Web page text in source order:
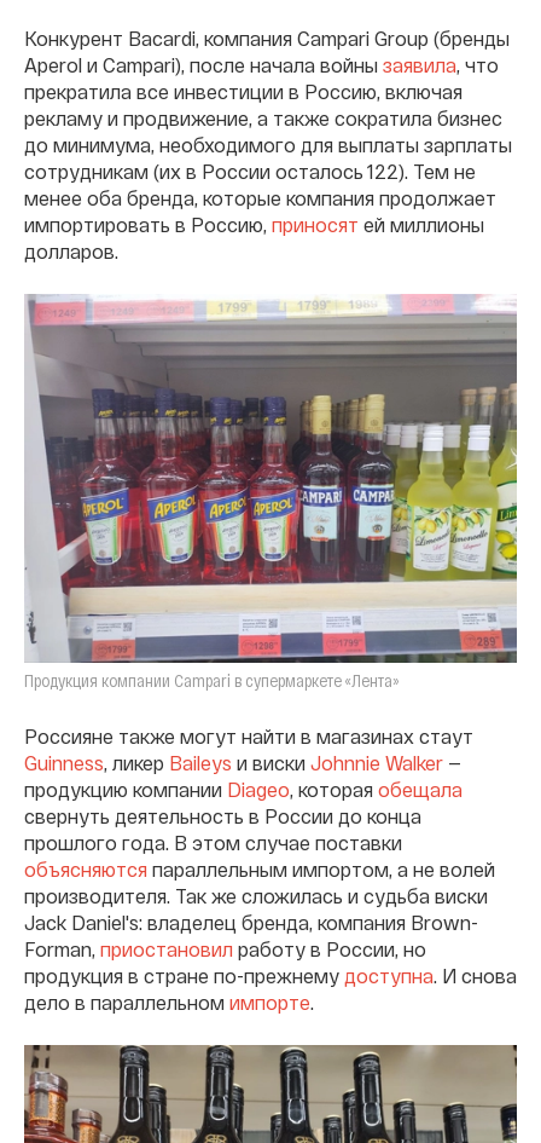
Конкурент Bacardi, компания Campari Group (бренды
Aperol и Campari), после начала войны заявила, что
прекратила все инвестиции в Россию, включая
рекламу и продвижение, а также сократила бизнес
до минимума, необходимого для выплаты зарплаты
сотрудникам (их в России осталось 122). Тем не
менее оба бренда, которые компания продолжает
импортировать в Россию, приносят ей миллионы
долларов.
Продукция компании Campari в супермаркете «Лента»
Россияне также могут найти в магазинах стаут
Guinness, ликер Baileys и виски Johnnie Walker —
продукцию компании Diageo, которая обещала
свернуть деятельность в России до конца
прошлого года. В этом случае поставки
объясняются параллельным импортом, а не волей
производителя. Так же сложилась и судьба виски
Jack Daniel's: владелец бренда, компания Brown-
Forman, приостановил работу в России, но
продукция в стране по-прежнему доступна. И снова
дело в параллельном импорте.